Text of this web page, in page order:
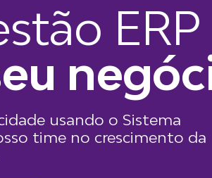
ERP
usando o Sistema
time no crescimento da